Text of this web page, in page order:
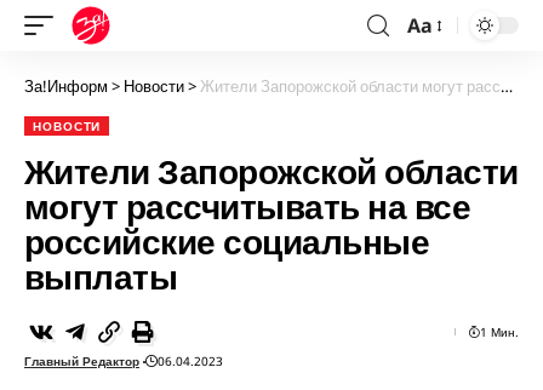
Aa
За!Информ > Новости>Жители Запорожской области могут рассчитывать на все российские социальные выплаты
НОВОСТИ
Жители Запорожской области
могут рассчитывать на все
российские социальные
выплаты
Главный Редактор 06.04.2023
1 Мин.